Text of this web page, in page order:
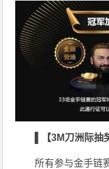
▌【3M刀洲际抽
所有参与金手链